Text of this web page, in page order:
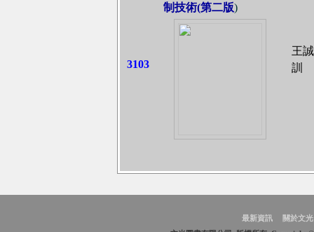
3103
制技術(第二版)
王誠
訓
最新資訊
關於文光